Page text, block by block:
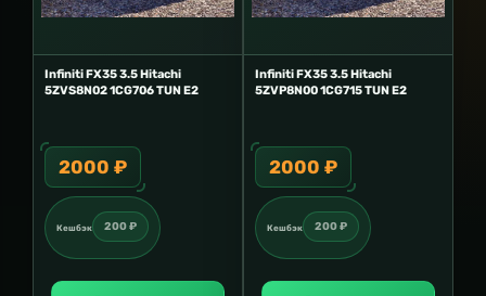
Infiniti FX35 3.5 Hitachi
5ZVS8N02 1CG706 TUN E2
2000 ₽
Кешбэк 200 ₽
Infiniti FX35 3.5 Hitachi
5ZVP8N00 1CG715 TUN E2
2000 ₽
Кешбэк 200 ₽